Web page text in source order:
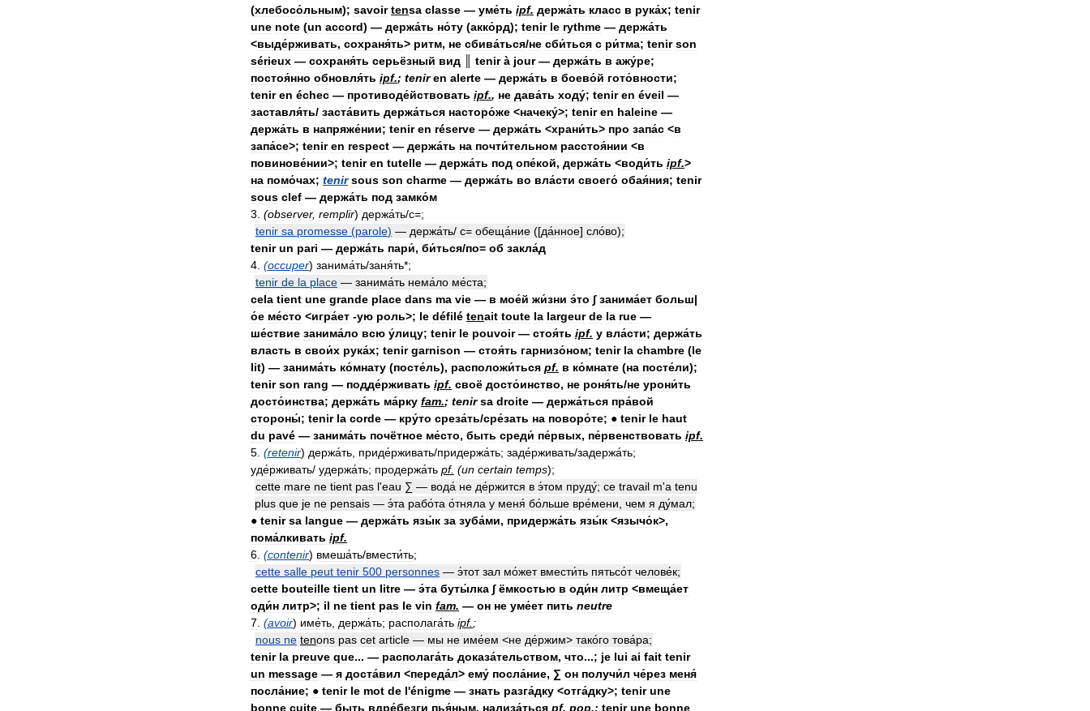
(хлебосо́льным); savoir tensa classe — уме́ть ipf. держа́ть класс в рука́х; tenir
une note (un accord) — держа́ть но́ту (акко́рд); tenir le rythme — держа́ть
<выде́рживать, сохраня́ть> ритм, не сбива́ться/не сби́ться с ри́тма; tenir son
sérieux — сохраня́ть серьёзный вид tenir à jour— держа́ть в ажу́ре;
постоя́нно обновля́ть ipf.; tenir en alerte — держа́ть в боево́й гото́вности;
tenir en échec — противоде́йствовать ipf., не дава́ть ходу́; tenir en éveil —
заставля́ть/ заста́вить держа́ться насторо́же <начеку́>; tenir en haleine —
держа́ть в напряже́нии; tenir en réserve — держа́ть <храни́ть> про запа́с <в
запа́се>; tenir en respect — держа́ть на почти́тельном расстоя́нии <в
повинове́нии>; tenir en tutelle — держа́ть под опе́кой, держа́ть <води́ть ipf.>
на помо́чах; tenir sous son charme — держа́ть во вла́сти своего́ обая́ния; tenir
sous clef — держа́ть под замко́м
3 (observer, remplir) держа́ть/с=;
tenir sa promesse (parole) — держа́ть/ с= обеща́ние ([да́нное] сло́во);
tenir un pari — держа́ть пари́, би́ться/по= об закла́д
4 (occuper) занима́ть/заня́ть*;
tenir de la place — занима́ть нема́ло ме́ста;
cela tient une grande place dans ma vie — в мое́й жи́зни э́то ∫ занима́ет больш|
о́е ме́сто <игра́ет -ую роль>; le défilé tenait toute la largeur de la rue —
ше́ствие занима́ло всю у́лицу; tenir le pouvoir— стоя́ть ipf. у вла́сти; держа́ть
власть в свои́х рука́х; tenir garnison — стоя́ть гарнизо́ном; tenir la chambre (le
lit) — занима́ть ко́мнату (посте́ль), расположи́ться pf. в ко́мнате (на посте́ли);
tenir son rang — подде́рживать ipf. своё досто́инство, не роня́ть/не урони́ть
досто́инства; держа́ть ма́рку fam.; tenir sa droite — держа́ться пра́вой
стороны́; tenir la corde — кру́то среза́ть/сре́зать на поворо́те; ● tenir le haut
du pavé — занима́ть почётное ме́сто, быть среди́ пе́рвых, пе́рвенствовать ipf.
5 (retenir) держа́ть приде́рживать/придержа́ть; заде́рживать/задержа́ть;
уде́рживать/ удержа́ть; продержа́ть pf. (un certain temps);
cette mare ne tient pas l'eau ∑ — вода́ не де́ржится в э́том пруду́; се travail m'a tenu
plus que je ne pensais — э́та рабо́та о́тняла у меня́ бо́льше вре́мени чем я ду́мал;
● tenir sa langue — держа́ть язы́к за зуба́ми, придержа́ть язы́к <язычо́к>,
пома́лкивать ipf.
6 (contenir) вмеша́ть/вмести́ть;
cette salle peut tenir 500 personnes — э́тот зал мо́жет вмести́ть пятьсо́т челове́к;
cette bouteille tient un litre — э́та буты́лка ∫ ёмкостью в оди́н литр <вмеща́ет
оди́н литр>; il ne tient pas le vin fam. — он не уме́ет пить neutre
7 (avoir) име́ть держа́ть; располага́ть ipf. ;
nous ne tenons pas cet article — мы не име́ем <не де́ржим> тако́го това́ра;
tenir la preuve que... — располага́ть доказа́тельством, что...; je lui ai fait tenir
un message — я доста́вил <переда́л> ему́ посла́ние, ∑ он получи́л че́рез меня́
посла́ние; ● tenir le mot de l'énigme — знать разга́дку <отга́дку>; tenir une
bonne cuite — быть вдре́безги пья́ным, нализа́ться pf. pop.; tenir une bonne